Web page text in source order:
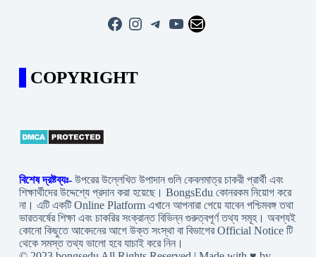
Facebook
Instagram
Telegram
YouTube
Mail
COPYRIGHT
বিশেষ দ্রষ্টব্যঃ- উপরের উল্লেখিত উপাদান গুলি কেবলমাত্র চাকরী প্রার্থী এবং
শিক্ষার্থীদের উদ্দেশ্যে প্রদান করা হয়েছে। BongsEdu কোনরকম নিয়োগ করে
না। এটি একটি Online Platform এখানে আপনারা পেয়ে যাবেন পশ্চিমবঙ্গ তথা
ভারতবর্ষের শিক্ষা এবং চাকরির সংক্রান্ত বিভিন্ন গুরুত্বপূর্ণ তথ্য সমূহ। অবশ্যই
কোনো কিছুতে আবেদনের আগে উক্ত সংস্থা বা বিভাগের Official Notice টি
থেকে সমস্ত তথ্য ভালো হবে যাচাই করে নিন।